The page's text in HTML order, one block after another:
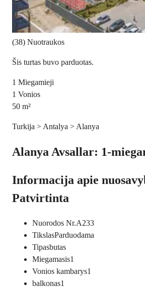
(38) Nuotraukos
Šis turtas buvo parduotas.
1 Miegamieji
1 Vonios
50 m²
Turkija > Antalya > Alanya
Alanya Avsallar: 1-
Informacija apie
Patvirtinta
Nuorodos Nr.A233
TikslasParduodama
Tipasbutas
Miegamasis1
Vonios kambarys1
balkonas1